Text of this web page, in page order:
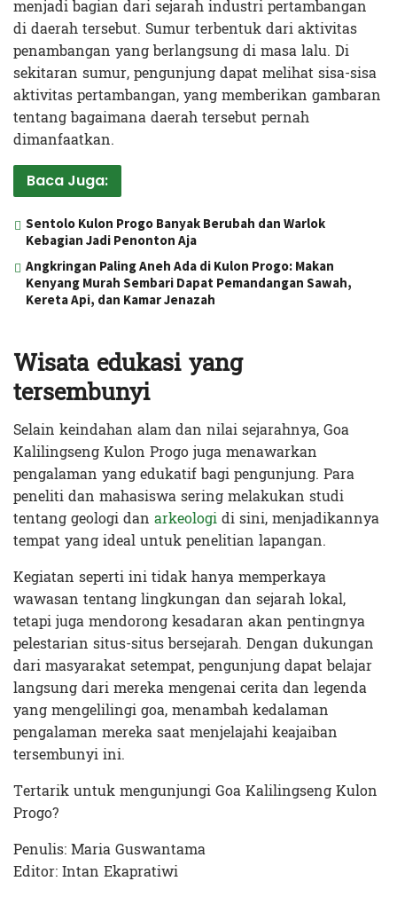
menjadi bagian dari sejarah industri pertambangan
di daerah tersebut. Sumur terbentuk dari aktivitas
penambangan yang berlangsung di masa lalu. Di
sekitaran sumur, pengunjung dapat melihat sisa-sisa
aktivitas pertambangan, yang memberikan gambaran
tentang bagaimana daerah tersebut pernah
dimanfaatkan.
Baca Juga:
Sentolo Kulon Progo Banyak Berubah dan Warlok
Kebagian Jadi Penonton Aja
Angkringan Paling Aneh Ada di Kulon Progo: Makan
Kenyang Murah Sembari Dapat Pemandangan Sawah,
Kereta Api, dan Kamar Jenazah
Wisata edukasi yang
tersembunyi
Selain keindahan alam dan nilai sejarahnya, Goa
Kalilingseng Kulon Progo juga menawarkan
pengalaman yang edukatif bagi pengunjung. Para
peneliti dan mahasiswa sering melakukan studi
tentang geologi dan arkeologidi sini, menjadikannya
tempat yang ideal untuk penelitian lapangan.
Kegiatan seperti ini tidak hanya memperkaya
wawasan tentang lingkungan dan sejarah lokal,
tetapi juga mendorong kesadaran akan pentingnya
pelestarian situs-situs bersejarah. Dengan dukungan
dari masyarakat setempat, pengunjung dapat belajar
langsung dari mereka mengenai cerita dan legenda
yang mengelilingi goa, menambah kedalaman
pengalaman mereka saat menjelajahi keajaiban
tersembunyi ini.
Tertarik untuk mengunjungi Goa Kalilingseng Kulon
Progo?
Penulis: Maria Guswantama
Editor: Intan Ekapratiwi